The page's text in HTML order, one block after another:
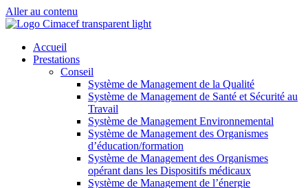
Aller au contenu
Accueil
Prestations
Conseil
Système de Management de la Qualité
Système de Management de Santé et Sécurité au
Travail
Système de Management Environnemental
Système de Management des Organismes
d’éducation/formation
Système de Management des Organismes
opérant dans les Dispositifs médicaux
Système de Management de l’énergie